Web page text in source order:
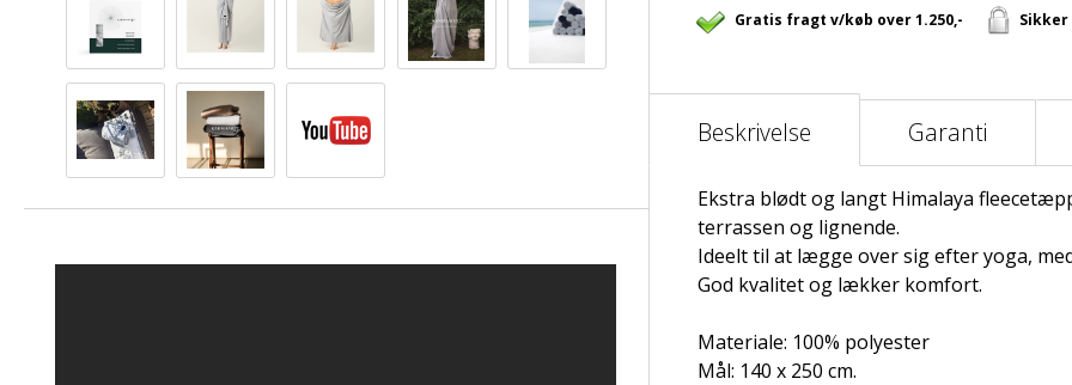
Gratis fragt v/køb over 1.250,-
Beskrivelse Garanti
Ekstra blødt og langt Himalaya
terrassen og lignende.
Ideelt til at lægge over sig efter yoga,
God kvalitet og lækker komfort.
Materiale: 100% polyester
Mål: 140 x 250 cm.